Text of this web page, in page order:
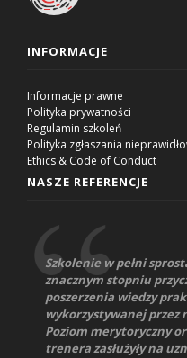
INFORMACJE
Informacje prawne
Polityka prywatności
Regulamin szkoleń
Polityka zgłaszania
Ethics & Code of Conduct
NASZE REFERENCJE
Szkolenie w pełni
znacznym stopniu
poszerzenia wiedzy
wykorzystywanej przez
Poziom merytoryczny
trenera zasłużyły na